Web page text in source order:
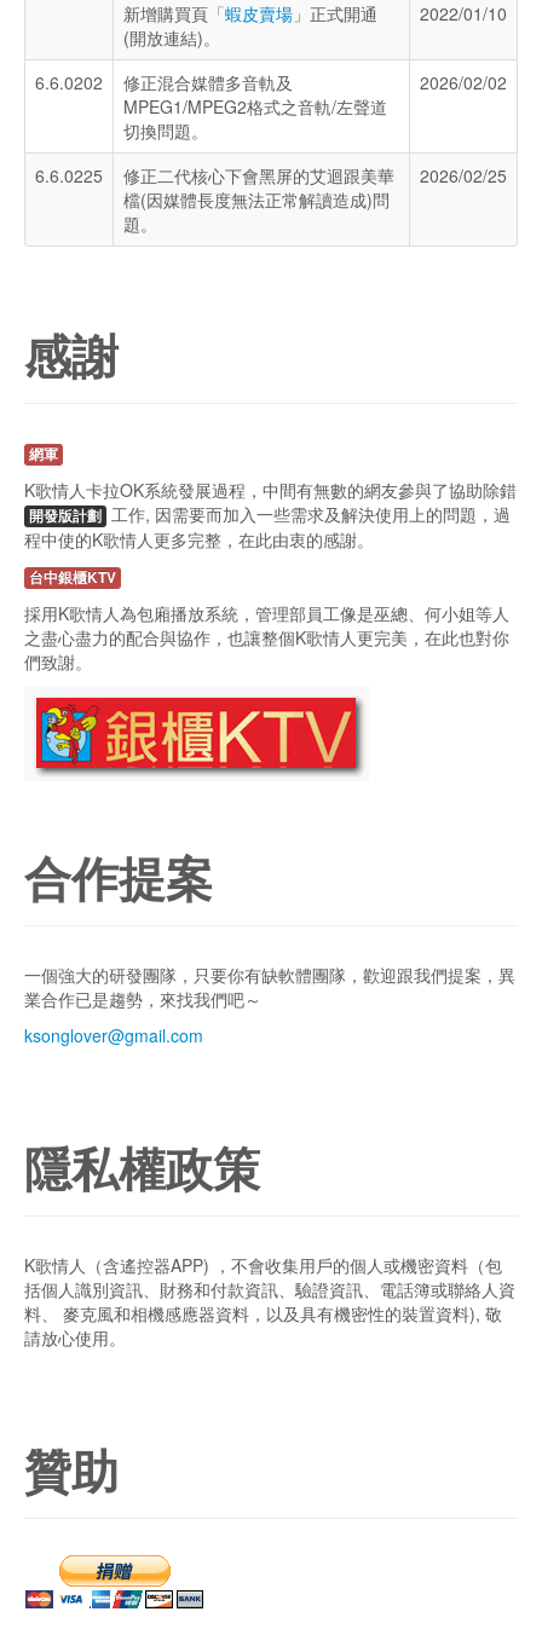
新增購買頁「蝦皮賣場 」正式開通
(開放連結)。
2022/01/10
6.6.0202
修正混合媒體多音軌及
MPEG1/MPEG2格式之音軌/左聲道
切換問題。
2026/02/02
6.6.0225
修正二代核心下會黑屏的艾迴跟美華
檔(因媒體長度無法正常解讀造成)問
題。
2026/02/25
感謝
網軍
K歌情人卡拉OK系統發展過程，中間有無數的網友參與了協助除錯
開發版計劃 工作, 因需要而加入一些需求及解決使用上的問題，過
程中使的K歌情人更多完整，在此由衷的感謝。
台中銀櫃KTV
採用K歌情人為包廂播放系統，管理部員工像是巫總、何小姐等人
之盡心盡力的配合與協作，也讓整個K歌情人更完美，在此也對你
們致謝。
合作提案
一個強大的研發團隊，只要你有缺軟體團隊，歡迎跟我們提案，異
業合作已是趨勢，來找我們吧～
ksonglover@gmail.com
隱私權政策
K歌情人（含遙控器APP) ，不會收集用戶的個人或機密資料（包
括個人識別資訊、財務和付款資訊、驗證資訊、電話簿或聯絡人資
料、 麥克風和相機感應器資料，以及具有機密性的裝置資料), 敬
請放心使用。
贊助